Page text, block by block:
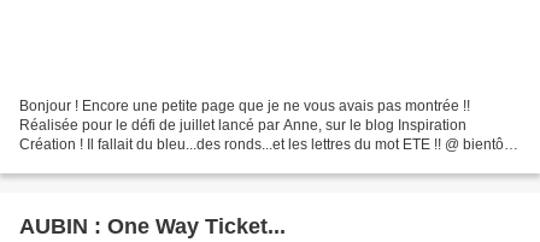
Bonjour ! Encore une petite page que je ne vous avais pas montrée !!
Réalisée pour le défi de juillet lancé par Anne, sur le blog Inspiration
Création ! Il fallait du bleu...des ronds...et les lettres du mot ETE !! @ bientôt
AUBIN : One Way Ticket...